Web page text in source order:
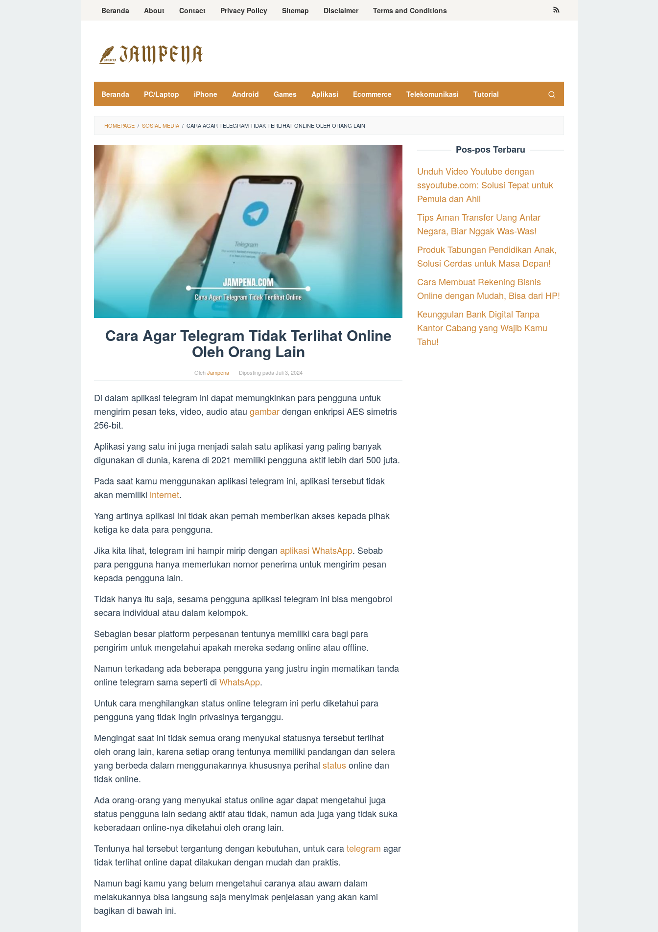
LoncatBeranda About Contact Privacy Policy Sitemap Disclaimer Terms and Conditions
Beranda PC/Laptop iPhone Android Games Aplikasi Ecommerce Telekomunikasi Tutorial
HOMEPAGE / SOSIAL MEDIA / CARA AGAR TELEGRAM TIDAK TERLIHAT ONLINE OLEH ORANG LAIN
Cara Agar Telegram Tidak Terlihat Online
Oleh Orang Lain
OlehJampena Diposting padaJuli 3, 2024
Di dalam aplikasi telegram ini dapat memungkinkan para pengguna untuk
mengirim pesan teks, video, audio atau gambardengan enkripsi AES simetris
256-bit.
Aplikasi yang satu ini juga menjadi salah satu aplikasi yang paling banyak
digunakan di dunia, karena di 2021 memiliki pengguna aktif lebih dari 500 juta.
Pada saat kamu menggunakan aplikasi telegram ini, aplikasi tersebut tidak
akan memiliki internet.
Yang artinya aplikasi ini tidak akan pernah memberikan akses kepada pihak
ketiga ke data para pengguna.
Jika kita lihat, telegram ini hampir mirip dengan aplikasi WhatsApp. Sebab
para pengguna hanya memerlukan nomor penerima untuk mengirim pesan
kepada pengguna lain.
Tidak hanya itu saja, sesama pengguna aplikasi telegram ini bisa mengobrol
secara individual atau dalam kelompok.
Sebagian besar platform perpesanan tentunya memiliki cara bagi para
pengirim untuk mengetahui apakah mereka sedang online atau offline.
Namun terkadang ada beberapa pengguna yang justru ingin mematikan tanda
online telegram sama seperti di WhatsApp.
Untuk cara menghilangkan status online telegram ini perlu diketahui para
pengguna yang tidak ingin privasinya terganggu.
Mengingat saat ini tidak semua orang menyukai statusnya tersebut terlihat
oleh orang lain, karena setiap orang tentunya memiliki pandangan dan selera
yang berbeda dalam menggunakannya khususnya perihal statusonline dan
tidak online.
Ada orang-orang yang menyukai status online agar dapat mengetahui juga
status pengguna lain sedang aktif atau tidak, namun ada juga yang tidak suka
keberadaan online-nya diketahui oleh orang lain.
Tentunya hal tersebut tergantung dengan kebutuhan, untuk caratelegram agar
tidak terlihat online dapat dilakukan dengan mudah dan praktis.
Namun bagi kamu yang belum mengetahui caranya atau awam dalam
melakukannya bisa langsung saja menyimak penjelasan yang akan kami
bagikan di bawah ini.
Pos-pos Terbaru
Unduh Video Youtube dengan
ssyoutube.com: Solusi Tepat untuk
Pemula dan Ahli
Tips Aman Transfer Uang Antar
Negara, Biar Nggak Was-Was!
Produk Tabungan Pendidikan Anak,
Solusi Cerdas untuk Masa Depan!
Cara Membuat Rekening Bisnis
Online dengan Mudah, Bisa dari HP!
Keunggulan Bank Digital Tanpa
Kantor Cabang yang Wajib Kamu
Tahu!